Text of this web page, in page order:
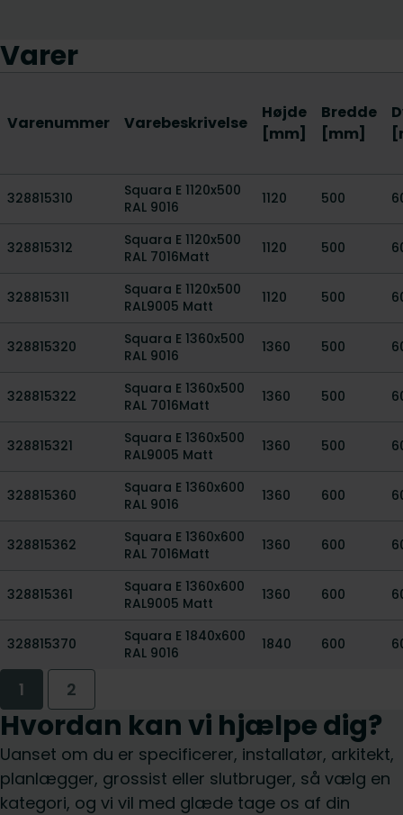
Varer
Varenummer Varebeskrivelse
Højde
[mm]
Bredde
[mm]
328815310
Squara E 1120x500
RAL 9016
1120 500
328815312
Squara E 1120x500
RAL 7016Matt
1120 500
328815311
Squara E 1120x500
RAL9005 Matt
1120 500
328815320
Squara E 1360x500
RAL 9016
1360 500
328815322
Squara E 1360x500
RAL 7016Matt
1360 500
328815321
Squara E 1360x500
RAL9005 Matt
1360 500
328815360
Squara E 1360x600
RAL 9016
1360 600
328815362
Squara E 1360x600
RAL 7016Matt
1360 600
328815361
Squara E 1360x600
RAL9005 Matt
1360 600
328815370
Squara E 1840x600
RAL 9016
1840 600
1 2
Hvordan kan vi hjælpe dig?
Uanset om du er specificerer, installatør, arkitekt,
planlægger, grossist eller slutbruger, så vælg en
kategori, og vi vil med glæde tage os af din